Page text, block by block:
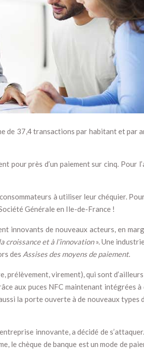
de 37,4 transactions par habitant et par
près d’un paiement sur cinq. Pour
à utiliser leur chéquier.
Générale en Ile-de-France !
innovants de nouveaux acteurs, en
croissance et à l’innovation». Une
des Assises des moyens de paiement.
virement), qui sont
aux puces NFC maintenant intégrées
la porte ouverte à de nouveaux types
innovante, a décidé de
le chèque de banque est un mode de